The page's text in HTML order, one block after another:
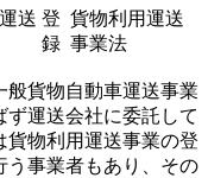
送 登
録
貨物利用運送
事業法
般貨物自動車運送事業
ず運送会社に委託して
物利用運送事業の登
う事業者もあり、その